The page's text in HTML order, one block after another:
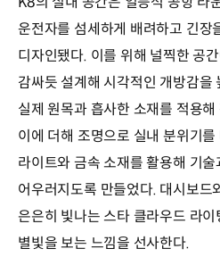
운전자를 섬세하게 배려하고 긴장
디자인됐다. 이를 위해 널찍한 공
감싸듯 설계해 시각적인 개방감을
실제 원목과 흡사한 소재를 적용
이에 더해 조명으로 실내 분위기
라이트와 금속 소재를 활용해 기
어우러지도록 만들었다. 대시보드
은은히 빛나는 스타 클라우드 라
별빛을 보는 느낌을 선사한다.